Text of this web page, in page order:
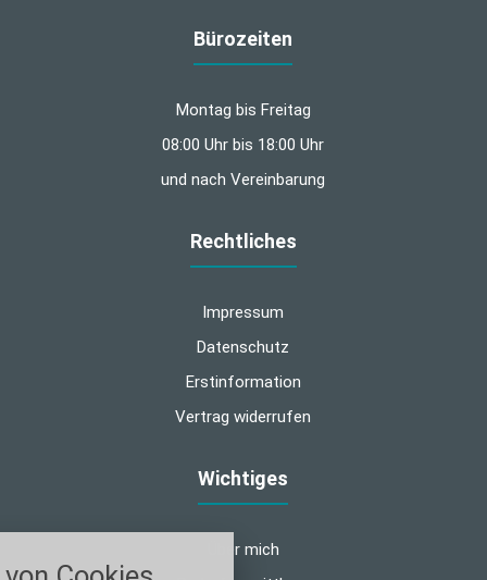
Bürozeiten
Montag bis Freitag
08:00 Uhr bis 18:00 Uhr
und nach Vereinbarung
Rechtliches
Impressum
Datenschutz
Erstinformation
Vertrag widerrufen
Wichtiges
Über mich